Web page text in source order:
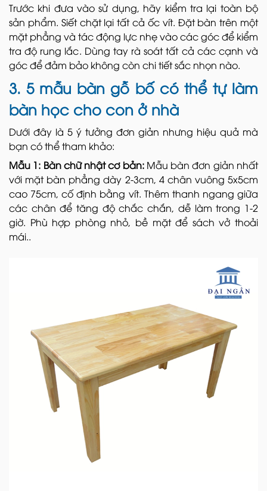
Trước khi đưa vào sử dụng, hãy kiểm tra lại toàn bộ
sản phẩm. Siết chặt lại tất cả ốc vít. Đặt bàn trên một
mặt phẳng và tác động lực nhẹ vào các góc để kiểm
tra độ rung lắc. Dùng tay rà soát tất cả các cạnh và
góc để đảm bảo không còn chi tiết sắc nhọn nào.
3. 5 mẫu bàn gỗ bố có thể tự làm
bàn học cho con ở nhà
Dưới đây là 5 ý tưởng đơn giản nhưng hiệu quả mà
bạn có thể tham khảo:
Mẫu 1: Bàn chữ nhật cơ bản: Mẫu bàn đơn giản nhất
với mặt bàn phẳng dày 2-3cm, 4 chân vuông 5x5cm
cao 75cm, cố định bằng vít. Thêm thanh ngang giữa
các chân để tăng độ chắc chắn, dễ làm trong 1-2
giờ. Phù hợp phòng nhỏ, bề mặt để sách vở thoải
mái..